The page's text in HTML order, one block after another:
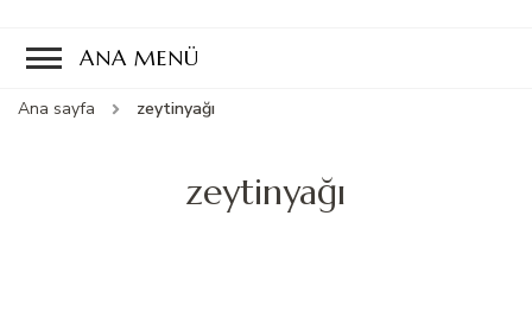
ANA MENÜ
Ana sayfa zeytinyağı
zeytinyağı